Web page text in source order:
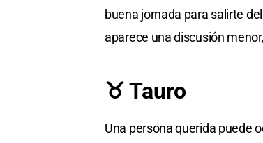
buena jornada para salirte
aparece una discusión
♉ Tauro
Una persona querida puede